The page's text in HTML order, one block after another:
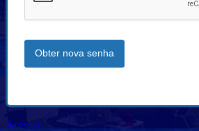
Acessar